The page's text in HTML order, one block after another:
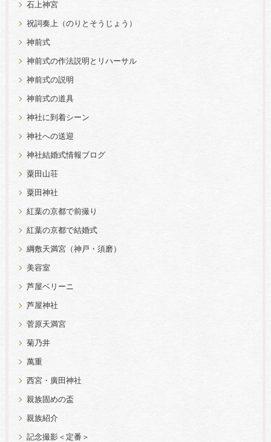
石上神宮
祝詞奏上（のりとそうじょう）
神前式
神前式の作法説明とリハーサル
神前式の説明
神前式の道具
神社に到着シーン
神社への送迎
神社結婚式情報ブログ
粟田山荘
粟田神社
紅葉の京都で前撮り
紅葉の京都で結婚式
綱敷天満宮（神戸・須磨）
美容室
芦屋ベリーニ
芦屋神社
菅原天満宮
菊乃井
萬重
西宮・廣田神社
親族固めの盃
親族紹介
記念撮影＜定番＞